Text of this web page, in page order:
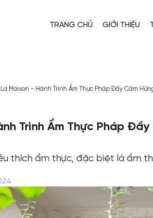
TRANG CHỦ GIỚI THIỆU
La Maison - Hành Trình Ẩm Thực Pháp Đầy Cảm
Trình Ẩm Thực Pháp
thích ẩm thực, đặc biệt là ẩm